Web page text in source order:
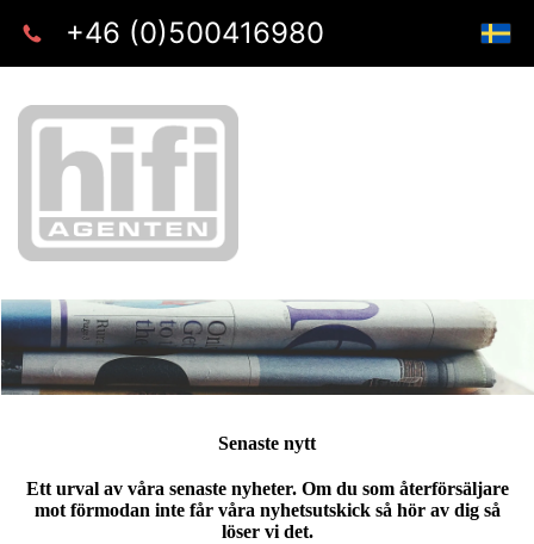
+46 (0)500416980
Senaste nytt
Ett urval av våra senaste nyheter. Om du som återförsäljare
mot förmodan inte får våra nyhetsutskick så hör av dig så
löser vi det.